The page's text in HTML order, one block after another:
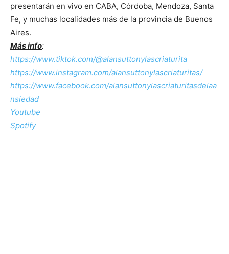
presentarán en vivo en CABA, Córdoba, Mendoza, Santa
Fe, y muchas localidades más de la provincia de Buenos
Aires.
Más info:
https://www.tiktok.com/@alansuttonylascriaturita
https://www.instagram.com/alansuttonylascriaturitas/
https://www.facebook.com/alansuttonylascriaturitasdelaa
nsiedad
Youtube
Spotify